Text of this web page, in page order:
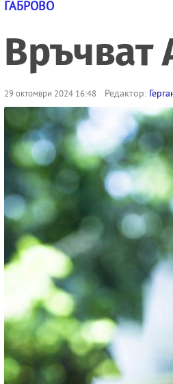
ГАБРОВО
Връчват
29 октомври 2024 16:48 Редактор: